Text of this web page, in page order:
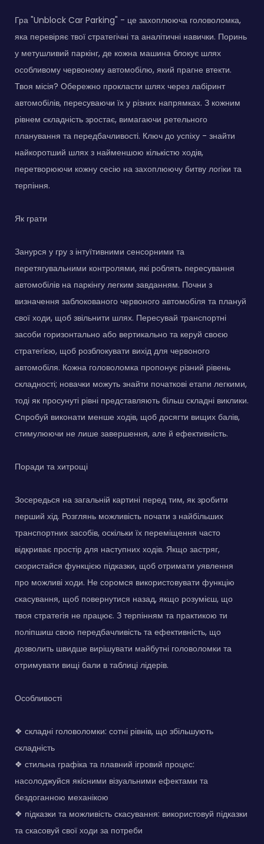
Гра "Unblock Car Parking" - це захоплююча головоломка,
яка перевіряє твої стратегічні та аналітичні навички. Поринь
у метушливий паркінг, де кожна машина блокує шлях
особливому червоному автомобілю, який прагне втекти.
Твоя місія? Обережно прокласти шлях через лабіринт
автомобілів, пересуваючи їх у різних напрямках. З кожним
рівнем складність зростає, вимагаючи ретельного
планування та передбачливості. Ключ до успіху - знайти
найкоротший шлях з найменшою кількістю ходів,
перетворюючи кожну сесію на захоплюючу битву логіки та
терпіння.
Як грати
Занурся у гру з інтуїтивними сенсорними та
перетягувальними контролями, які роблять пересування
автомобілів на паркінгу легким завданням. Почни з
визначення заблокованого червоного автомобіля та плануй
свої ходи, щоб звільнити шлях. Пересувай транспортні
засоби горизонтально або вертикально та керуй своєю
стратегією, щоб розблокувати вихід для червоного
автомобіля. Кожна головоломка пропонує різний рівень
складності; новачки можуть знайти початкові етапи легкими,
тоді як просунуті рівні представляють більш складні виклики.
Спробуй виконати менше ходів, щоб досягти вищих балів,
стимулюючи не лише завершення, але й ефективність.
Поради та хитрощі
Зосередься на загальній картині перед тим, як зробити
перший хід. Розглянь можливість почати з найбільших
транспортних засобів, оскільки їх переміщення часто
відкриває простір для наступних ходів. Якщо застряг,
скористайся функцією підказки, щоб отримати уявлення
про можливі ходи. Не соромся використовувати функцію
скасування, щоб повернутися назад, якщо розумієш, що
твоя стратегія не працює. З терпінням та практикою ти
поліпшиш свою передбачливість та ефективність, що
дозволить швидше вирішувати майбутні головоломки та
отримувати вищі бали в таблиці лідерів.
Особливості
❖ складні головоломки: сотні рівнів, що збільшують
складність
❖ стильна графіка та плавний ігровий процес:
насолоджуйся якісними візуальними ефектами та
бездоганною механікою
❖ підказки та можливість скасування: використовуй підказки
та скасовуй свої ходи за потреби